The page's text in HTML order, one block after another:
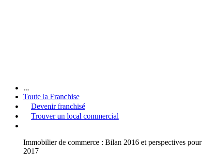
...
Toute la Franchise
Devenir franchisé
Trouver un local commercial
Immobilier de commerce : Bilan 2016 et perspectives pour
2017